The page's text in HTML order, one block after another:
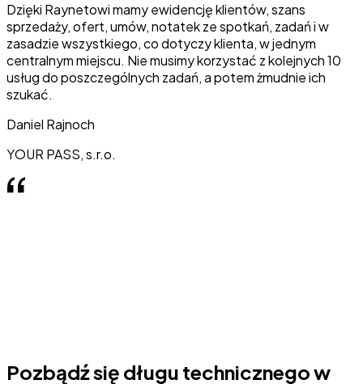
Dzięki Raynetowi mamy ewidencję klientów, szans
sprzedaży, ofert, umów, notatek ze spotkań, zadań i w
zasadzie wszystkiego, co dotyczy klienta, w jednym
centralnym miejscu. Nie musimy korzystać z kolejnych 10
usług do poszczególnych zadań, a potem żmudnie ich
szukać.
Daniel Rajnoch
YOUR PASS, s.r.o.
Pozbądź się długu technicznego w